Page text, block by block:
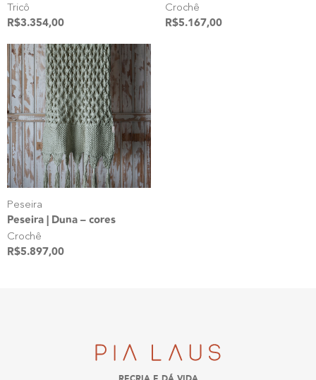
Tricô
R$3.354,00
Crochê
R$5.167,00
Peseira
Peseira | Duna – cores
Crochê
R$5.897,00